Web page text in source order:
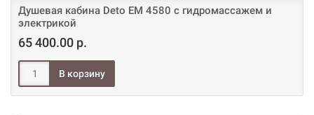
Душевая кабина Deto ЕМ 4580 с гидромассажем и
электрикой
65 400.00 р.